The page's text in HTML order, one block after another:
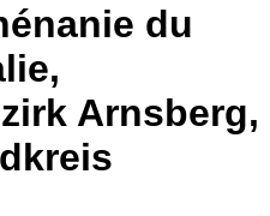
du
Arnsberg,